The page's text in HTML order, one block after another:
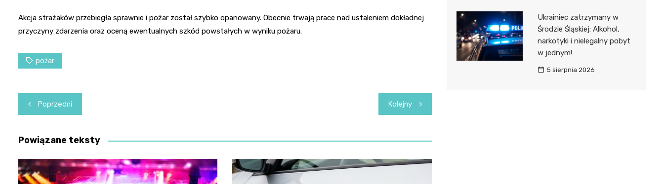
Akcja strażaków przebiegła sprawnie i pożar został szybko opanowany. Obecnie trwają prace nad ustaleniem dokładnej
przyczyny zdarzenia oraz oceną ewentualnych szkód powstałych w wyniku pożaru.
pożar
Nawigacja
wpisu
Poprzedni Kolejny
Powiązane teksty
Ukrainiec zatrzymany w
Środzie Śląskiej: Alkohol,
narkotyki i nielegalny pobyt
w jednym!
5 sierpnia 2026